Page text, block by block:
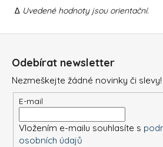
∆ Uvedené hodnoty jsou orientační.
Odebírat newsletter
Nezmeškejte žádné novinky či slevy!
E-mail
Vložením e-mailu souhlasíte s
osobních údajů